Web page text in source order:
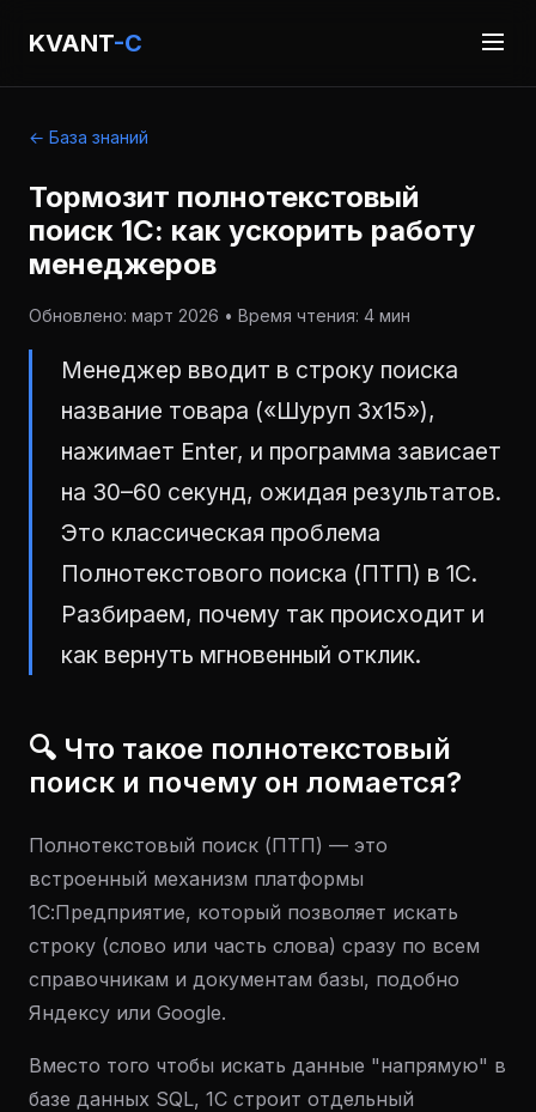
KVANT-C
← База знаний
Тормозит полнотекстовый
поиск 1С: как ускорить работу
менеджеров
Обновлено: март 2026 • Время чтения: 4 мин
Менеджер вводит в строку поиска
название товара («Шуруп 3х15»),
нажимает Enter, и программа зависает
на 30–60 секунд, ожидая результатов.
Это классическая проблема
Полнотекстового поиска (ПТП) в 1С.
Разбираем, почему так происходит и
как вернуть мгновенный отклик.
🔍 Что такое полнотекстовый
поиск и почему он ломается?
Полнотекстовый поиск (ПТП) — это
встроенный механизм платформы
1С:Предприятие, который позволяет искать
строку (слово или часть слова) сразу по всем
справочникам и документам базы, подобно
Яндексу или Google.
Вместо того чтобы искать данные "напрямую" в
базе данных SQL, 1С строит отдельный